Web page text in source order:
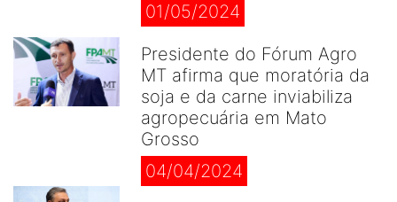
01/05/2024
Presidente do Fórum Agro
MT afirma que moratória da
soja e da carne inviabiliza
agropecuária em Mato
Grosso
04/04/2024